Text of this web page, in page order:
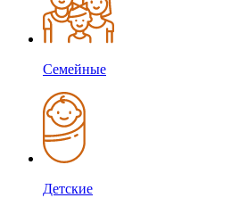
Семейные
Детские